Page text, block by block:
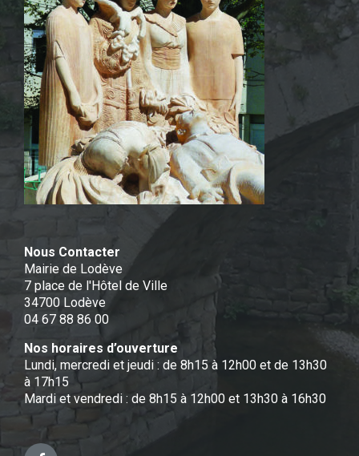
Nous Contacter
Mairie de Lodève
7 place de l'Hôtel de Ville
34700 Lodève
04 67 88 86 00
Nos horaires d’ouverture
Lundi, mercredi et jeudi : de 8h15 à 12h00 et de 13h30
à 17h15
Mardi et vendredi : de 8h15 à 12h00 et 13h30 à 16h30